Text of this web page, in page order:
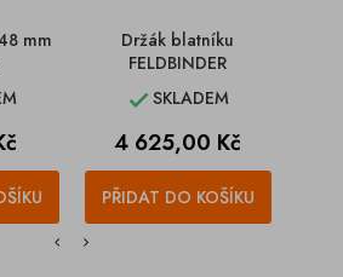
mm
Držák blatníku
FELDBINDER
SKLADEM
Cena
4 625,00 Kč
PŘIDAT DO KOŠÍKU